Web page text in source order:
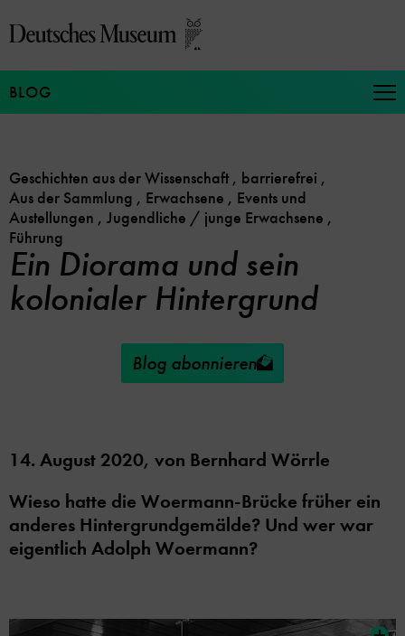
zum
BLOG
Geschichten aus der Wissenschaft , barrierefrei ,
Aus der Sammlung , Erwachsene , Events und
Austellungen , Jugendliche / junge Erwachsene ,
Führung
Ein Diorama und sein
kolonialer Hintergrund
Blog abonnieren
14. August 2020, von Bernhard Wörrle
Wieso hatte die Woermann-Brücke früher ein
anderes Hintergrundgemälde? Und wer war
eigentlich Adolph Woermann?